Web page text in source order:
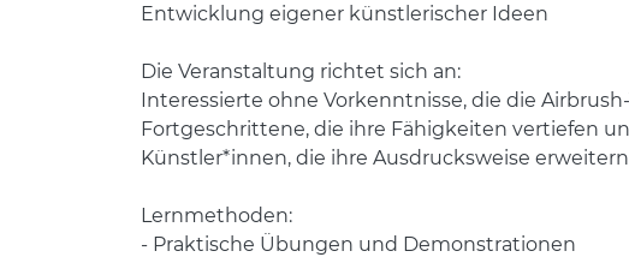
Entwicklung eigener künstlerischer Ideen
Die Veranstaltung richtet sich an:
Interessierte ohne Vorkenntnisse, die die
Fortgeschrittene, die ihre Fähigkeiten vertiefen
Künstler*innen, die ihre Ausdrucksweise
Lernmethoden:
- Praktische Übungen und Demonstrationen